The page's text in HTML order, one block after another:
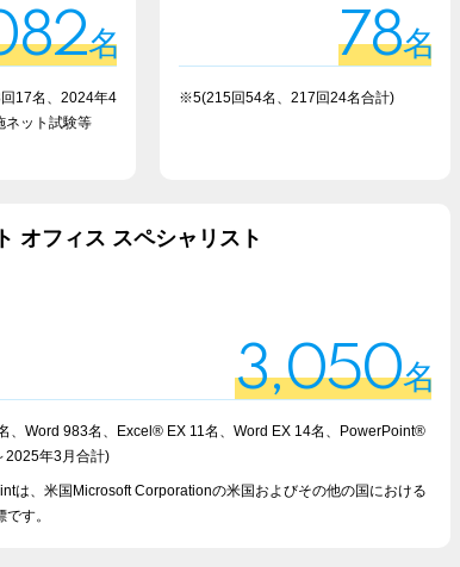
名
17名、2024年4
ネット試験等
78名
※5(215回54名、217回24名合計)
オフィス スペシャリスト
3,050名
、Word 983名、Excel® EX 11名、Word EX 14名、PowerPoint®
2025年3月合計)
は、米国Microsoft Corporationの米国およびその他の国における
す。